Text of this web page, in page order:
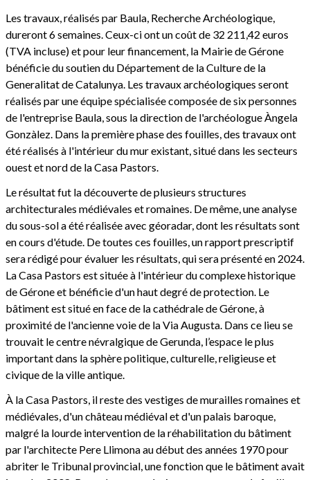
Les travaux, réalisés par Baula, Recherche Archéologique,
dureront 6 semaines. Ceux-ci ont un coût de 32 211,42 euros
(TVA incluse) et pour leur financement, la Mairie de Gérone
bénéficie du soutien du Département de la Culture de la
Generalitat de Catalunya. Les travaux archéologiques seront
réalisés par une équipe spécialisée composée de six personnes
de l'entreprise Baula, sous la direction de l'archéologue Àngela
Gonzàlez. Dans la première phase des fouilles, des travaux ont
été réalisés à l'intérieur du mur existant, situé dans les secteurs
ouest et nord de la Casa Pastors.
Le résultat fut la découverte de plusieurs structures
architecturales médiévales et romaines. De même, une analyse
du sous-sol a été réalisée avec géoradar, dont les résultats sont
en cours d'étude. De toutes ces fouilles, un rapport prescriptif
sera rédigé pour évaluer les résultats, qui sera présenté en 2024.
La Casa Pastors est située à l'intérieur du complexe historique
de Gérone et bénéficie d'un haut degré de protection. Le
bâtiment est situé en face de la cathédrale de Gérone, à
proximité de l'ancienne voie de la Via Augusta. Dans ce lieu se
trouvait le centre névralgique de Gerunda, l’espace le plus
important dans la sphère politique, culturelle, religieuse et
civique de la ville antique.
À la Casa Pastors, il reste des vestiges de murailles romaines et
médiévales, d'un château médiéval et d'un palais baroque,
malgré la lourde intervention de la réhabilitation du bâtiment
par l'architecte Pere Llimona au début des années 1970 pour
abriter le Tribunal provincial, une fonction que le bâtiment avait